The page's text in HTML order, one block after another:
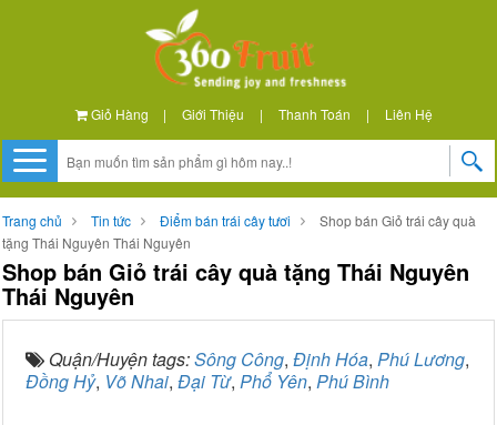
Giỏ Hàng | Giới Thiệu | Thanh Toán | Liên Hệ
Trang chủ Tin tức Điểm bán trái cây tươi
Shop bán Giỏ trái cây quà
tặng Thái Nguyên Thái Nguyên
Shop bán Giỏ trái cây quà tặng Thái Nguyên
Thái Nguyên
Quận/Huyện tags:Sông Công, Định Hóa, Phú Lương,
Đồng Hỷ, Võ Nhai, Đại Từ, Phổ Yên, Phú Bình